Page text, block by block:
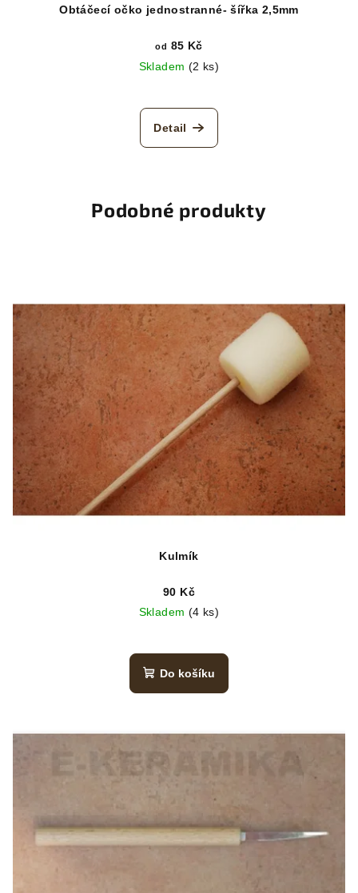
Obtáčecí očko jednostranné- šířka 2,5mm
od 85 Kč
Skladem (2 ks)
Detail
Podobné produkty
Kulmík
90 Kč
Skladem (4 ks)
Do košíku